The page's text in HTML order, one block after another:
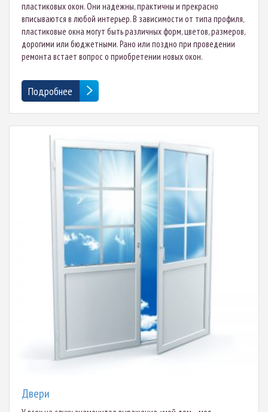
пластиковых окон. Они надежны, практичны и прекрасно
вписываются в любой интерьер. В зависимости от типа профиля,
пластиковые окна могут быть различных форм, цветов, размеров,
дорогими или бюджетными. Рано или поздно при проведении
ремонта встает вопрос о приобретении новых окон.
Подробнее
Двери